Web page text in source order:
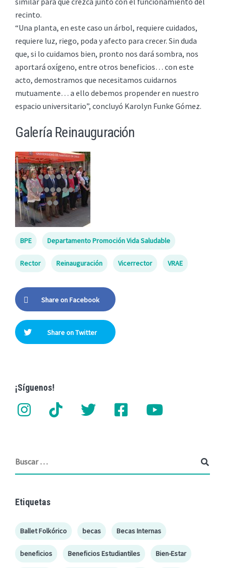
recinto.
“Una planta, en este caso un árbol, requiere cuidados,
requiere luz, riego, poda y afecto para crecer. Sin duda
que, si lo cuidamos bien, pronto nos dará sombra, nos
aportará oxígeno, entre otros beneficios… con este
acto, demostramos que necesitamos cuidarnos
mutuamente… a ello debemos propender en nuestro
espacio universitario”, concluyó Karolyn Funke Gómez.
Galería Reinauguración
BPE Departamento Promoción Vida Saludable
Rector Reinauguración Vicerrector VRAE
Share on Facebook
Share on Twitter
¡Síguenos!
Etiquetas
Ballet Folkórico becas Becas Internas
beneficios Beneficios Estudiantiles Bien-Estar